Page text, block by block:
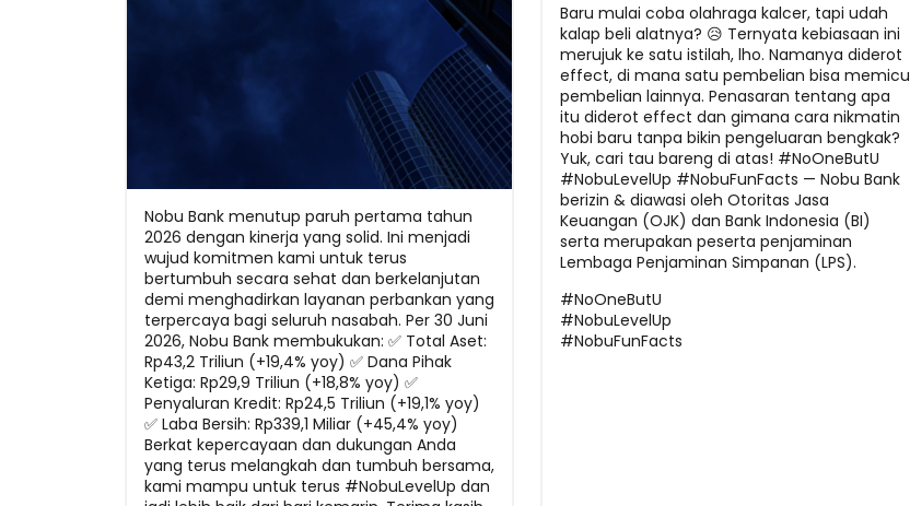
Nobu Bank menutup paruh pertama tahun
2026 dengan kinerja yang solid. Ini menjadi
wujud komitmen kami untuk terus
bertumbuh secara sehat dan berkelanjutan
demi menghadirkan layanan perbankan yang
terpercaya bagi seluruh nasabah. Per 30 Juni
2026, Nobu Bank membukukan: ✅ Total Aset:
Rp43,2 Triliun (+19,4% yoy) ✅ Dana Pihak
Ketiga: Rp29,9 Triliun (+18,8% yoy) ✅
Penyaluran Kredit: Rp24,5 Triliun (+19,1% yoy)
✅ Laba Bersih: Rp339,1 Miliar (+45,4% yoy)
Berkat kepercayaan dan dukungan Anda
yang terus melangkah dan tumbuh bersama,
kami mampu untuk terus #NobuLevelUp dan
Baru mulai coba olahraga kalcer, tapi udah
kalap beli alatnya? 😥 Ternyata kebiasaan ini
merujuk ke satu istilah, lho. Namanya diderot
effect, di mana satu pembelian bisa memicu
pembelian lainnya. Penasaran tentang apa
itu diderot effect dan gimana cara nikmatin
hobi baru tanpa bikin pengeluaran bengkak?
Yuk, cari tau bareng di atas! #NoOneButU
#NobuLevelUp #NobuFunFacts — Nobu Bank
berizin & diawasi oleh Otoritas Jasa
Keuangan (OJK) dan Bank Indonesia (BI)
serta merupakan peserta penjaminan
Lembaga Penjaminan Simpanan (LPS).
#NoOneButU
#NobuLevelUp
#NobuFunFacts